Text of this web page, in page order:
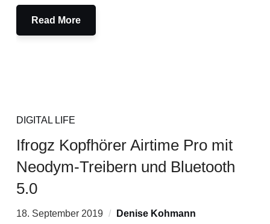
Read More
DIGITAL LIFE
Ifrogz Kopfhörer Airtime Pro mit
Neodym-Treibern und Bluetooth
5.0
18. September 2019 Denise Kohmann